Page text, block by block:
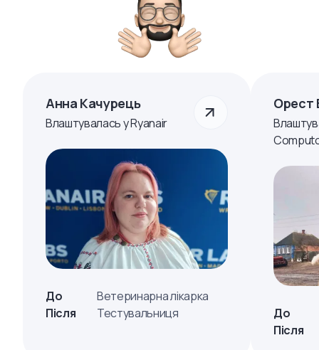
Анна Качурець
Влаштувалась у Ryanair
До
Ветеринарна лікарка
Після
Тестувальниця
Орест
До
Після